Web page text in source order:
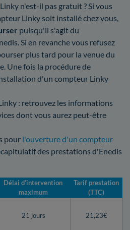
n'est-il pas gratuit ? Si vous
Linky soit installé chez vous,
puisqu'il s'agit du
Si en revanche vous refusez
plus tard pour la venue du
Une fois la procédure de
d'un compteur Linky
: retrouvez les informations
dont vous aurez peut-être
pour l'ouverture d'un compteur
des prestations d'Enedis
Délai d’intervention
maximum
Tarif prestation
(TTC)
21 jours 21,23€